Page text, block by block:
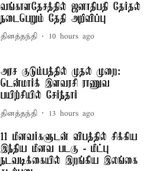
வங்காளதேசத்தில் ஜனாதிபதி தேர்தல்
நடைபெறும் தேதி அறிவிப்பு
தினத்தந்தி 10 hours ago
அரச குடும்பத்தில் முதல் முறை:
டென்மார்க் இளவரசி ராணுவ
பயிற்சியில் சேர்ந்தார்
தினத்தந்தி 13 hours ago
11 மீனவர்களுடன் விபத்தில் சிக்கிய
இந்திய மீனவ படகு - மீட்பு
நடவடிக்கையில் இறங்கிய இலங்கை